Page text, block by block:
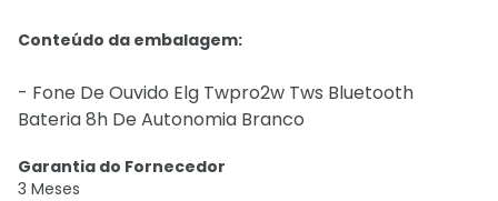
Conteúdo da embalagem:
- Fone De Ouvido Elg Twpro2w Tws Bluetooth
Bateria 8h De Autonomia Branco
Garantia do Fornecedor
3 Meses